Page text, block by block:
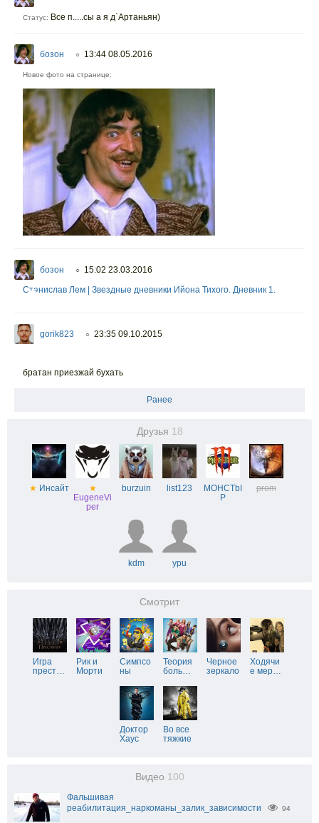
Статус: Все п.....сы а я д`Артаньян)
бозон ○ 13:44 08.05.2016
Новое фото на странице:
бозон ○ 15:02 23.03.2016
Станислав Лем | Звездные дневники Ийона Тихого. Дневник 1.
gorik823 ○ 23:35 09.10.2015
братан приезжай бухать
Ранее
Друзья 18
★ Инсайт
★
EugeneVi
per
burzuin list123
MOHCTbI
P
prom
kdm ypu
Смотрит
Игра
прест…
Рик и
Морти
Симпсо
ны
Теория
боль…
Черное
зеркало
Ходячи
е мер…
Доктор
Хаус
Во все
тяжкие
Видео 100
Фальшивая
реабилитация_наркоманы_залик_зависимости
94